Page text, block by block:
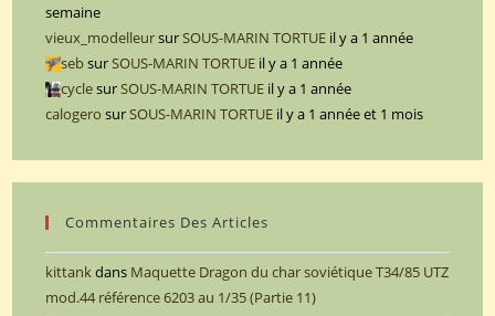
semaine
vieux_modelleursurSOUS-MARIN TORTUE il y a 1 année
sebsurSOUS-MARIN TORTUE il y a 1 année
cyclesurSOUS-MARIN TORTUE il y a 1 année
calogero surSOUS-MARIN TORTUE il y a 1 année et 1 mois
Commentaires Des Articles
kittankdans Maquette Dragon du char soviétique T34/85 UTZ
mod.44 référence 6203 au 1/35 (Partie 11)